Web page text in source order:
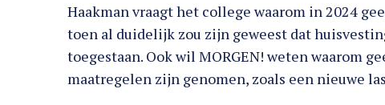
Haakman vraagt het college waarom in 2024
toen al duidelijk zou zijn geweest dat
toegestaan. Ook wil MORGEN! weten waarom
maatregelen zijn genomen, zoals een nieuwe